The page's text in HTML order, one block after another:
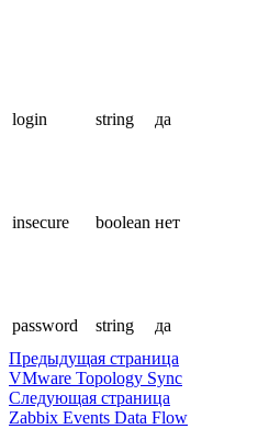
login
string да
insecure boolean нет
password
string да
Предыдущая страница
VMware Topology Sync
Следующая страница
Zabbix Events Data Flow